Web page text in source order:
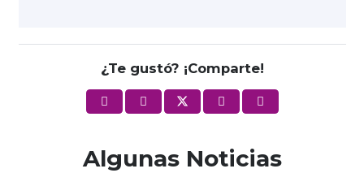
¿Te gustó? ¡Comparte!
Algunas Noticias